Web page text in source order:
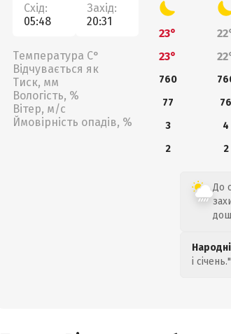
Схід:
05:48
Захід:
20:31
Температура С°
Відчувається як
Тиск, мм
Вологість, %
Вітер, м/с
Ймовірність опадів, %
23°
23°
760
77
76
3
4
2
2
До
і січень."